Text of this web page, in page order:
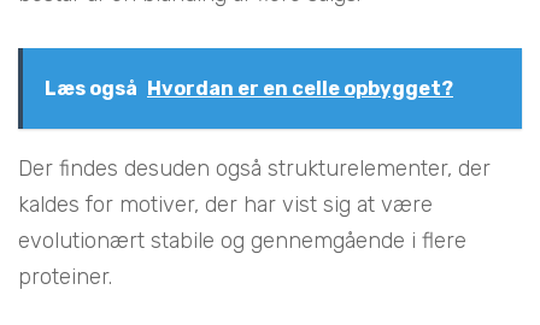
Læs også Hvordan er en celle opbygget?
Der findes desuden også strukturelementer, der
kaldes for motiver, der har vist sig at være
evolutionært stabile og gennemgående i flere
proteiner.